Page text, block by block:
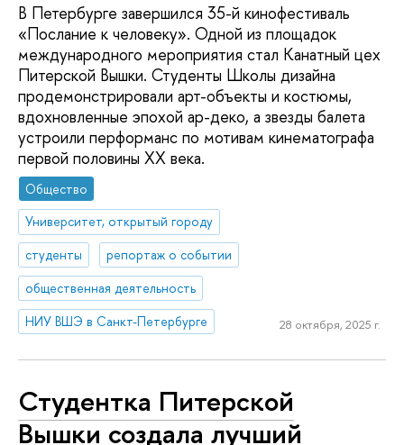
В Петербурге завершился 35-й кинофестиваль
«Послание к человеку». Одной из площадок
международного мероприятия стал Канатный цех
Питерской Вышки. Студенты Школы дизайна
продемонстрировали арт-объекты и костюмы,
вдохновленные эпохой ар-деко, а звезды балета
устроили перформанс по мотивам кинематографа
первой половины XX века.
Общество
Университет, открытый городу
студенты
репортаж о событии
общественная деятельность
НИУ ВШЭ в Санкт-Петербурге
28 октября, 2025 г.
Студентка Питерской
Вышки создала лучший